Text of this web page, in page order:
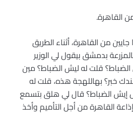
القاهرة.
من القاهرة، أثناء الطريق
بدمشق بيقول لي الوزير
قلت له ليش الضباط؟ مين
خبر؟ بهاللهجة هذه، قلت له
إيش الضباط؟ قال لي هلق بتسمع
القاهرة من أجل التأميم وأخذ